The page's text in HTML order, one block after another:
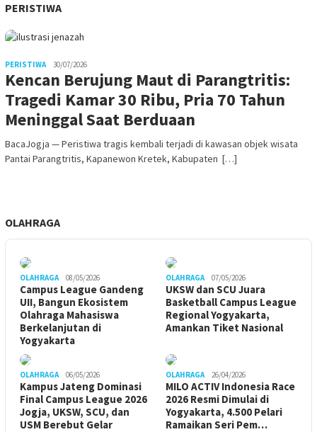
PERISTIWA
PERISTIWA 30/07/2026
Kencan Berujung Maut di Parangtritis:
Tragedi Kamar 30 Ribu, Pria 70 Tahun
Meninggal Saat Berduaan
BacaJogja — Peristiwa tragis kembali terjadi di kawasan objek wisata
Pantai Parangtritis, Kapanewon Kretek, Kabupaten […]
OLAHRAGA
OLAHRAGA 08/05/2026
Campus League Gandeng
UII, Bangun Ekosistem
Olahraga Mahasiswa
Berkelanjutan di
Yogyakarta
OLAHRAGA 07/05/2026
UKSW dan SCU Juara
Basketball Campus League
Regional Yogyakarta,
Amankan Tiket Nasional
OLAHRAGA 06/05/2026
Kampus Jateng Dominasi
Final Campus League 2026
Jogja, UKSW, SCU, dan
USM Berebut Gelar
OLAHRAGA 26/04/2026
MILO ACTIV Indonesia Race
2026 Resmi Dimulai di
Yogyakarta, 4.500 Pelari
Ramaikan Seri Pem…